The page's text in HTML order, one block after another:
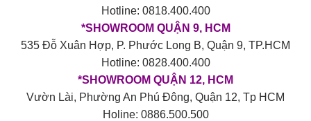
Hotline: 0818.400.400
*SHOWROOM QUẬN 9, HCM
535 Đỗ Xuân Hợp, P. Phước Long B, Quận 9, TP.HCM
Hotline: 0828.400.400
*SHOWROOM QUẬN 12, HCM
Vườn Lài, Phường An Phú Đông, Quận 12, Tp HCM
Holine: 0886.500.500